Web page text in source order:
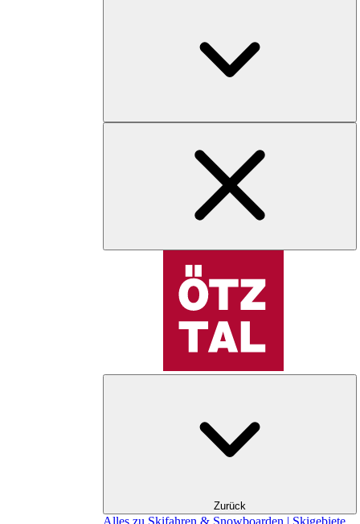
Zurück
Alles zu Skifahren & Snowboarden | Skigebiete